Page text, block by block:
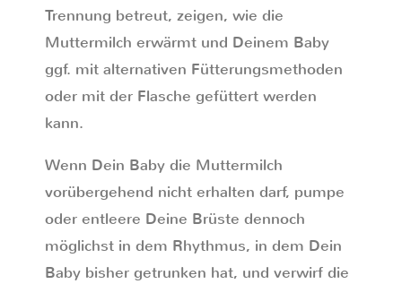
Trennung betreut, zeigen, wie die
Muttermilch erwärmt und Deinem Baby
ggf. mit alternativen Fütterungsmethoden
oder mit der Flasche gefüttert werden
kann.
Wenn Dein Baby die Muttermilch
vorübergehend nicht erhalten darf, pumpe
oder entleere Deine Brüste dennoch
möglichst in dem Rhythmus, in dem Dein
Baby bisher getrunken hat, und verwirf die